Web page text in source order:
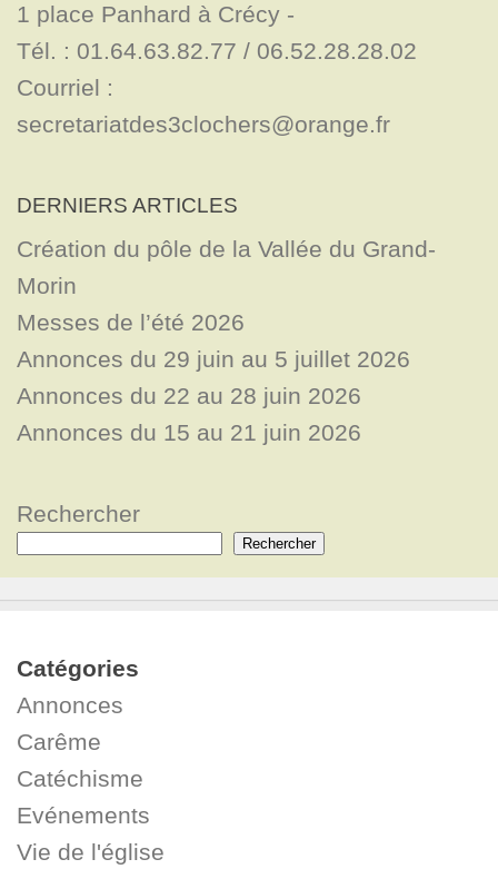
1 place Panhard à Crécy -
Tél. : 01.64.63.82.77 / 06.52.28.28.02
Courriel :
secretariatdes3clochers@orange.fr
DERNIERS ARTICLES
Création du pôle de la Vallée du Grand-
Morin
Messes de l’été 2026
Annonces du 29 juin au 5 juillet 2026
Annonces du 22 au 28 juin 2026
Annonces du 15 au 21 juin 2026
Rechercher
Rechercher
Catégories
Annonces
Carême
Catéchisme
Evénements
Vie de l'église